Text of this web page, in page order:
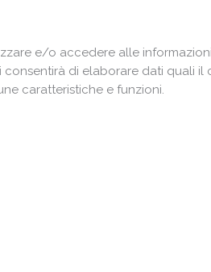
e/o accedere alle
di elaborare dati quali
caratteristiche e funzioni.